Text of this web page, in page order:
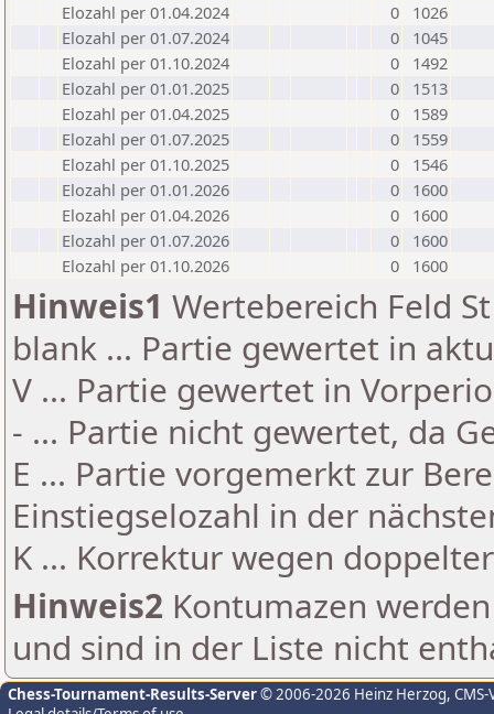
Elozahl per 01.04.2024
0
1026
Elozahl per 01.07.2024
0
1045
Elozahl per 01.10.2024
0
1492
Elozahl per 01.01.2025
0
1513
Elozahl per 01.04.2025
0
1589
Elozahl per 01.07.2025
0
1559
Elozahl per 01.10.2025
0
1546
Elozahl per 01.01.2026
0
1600
Elozahl per 01.04.2026
0
1600
Elozahl per 01.07.2026
0
1600
Elozahl per 01.10.2026
0 1600
Hinweis1 Wertebereich Feld
blank ... Partie gewertet in
V ... Partie gewertet in
- ... Partie nicht gewertet, da
E ... Partie vorgemerkt zur
Einstiegselozahl in der
K ... Korrektur wegen
Hinweis2 Kontumazen
und sind in der Liste nicht
Chess-Tournament-Results-Server© 2006-2026 Heinz Herzog,